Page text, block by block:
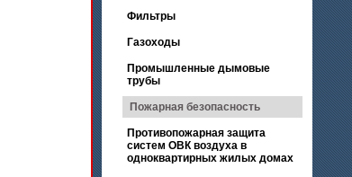
Фильтры
Газоходы
Промышленные дымовые
трубы
Пожарная безопасность
Противопожарная защита
систем ОВК воздуха в
одноквартирных жилых домах